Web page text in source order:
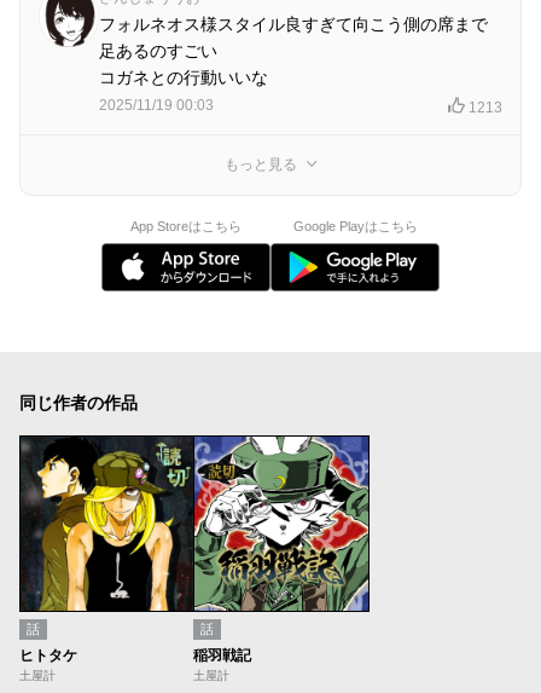
フォルネオス様スタイル良すぎて向こう側の席まで
足あるのすごい
コガネとの行動いいな
2025/11/19 00:03 1213
もっと見る
App Storeはこちら Google Playはこちら
同じ作者の作品
話
ヒトタケ
土屋計
話
稲羽戦記
土屋計